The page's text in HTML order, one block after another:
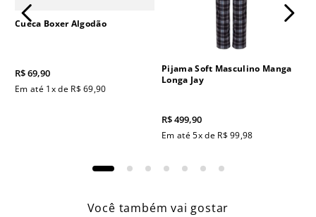
Cueca Boxer Algodão
R$69,90
Em até 1x de R$ 69,90
Pijama Soft Masculino Manga
Longa Jay
R$499,90
Em até5x de R$ 99,98
Você também vai gostar